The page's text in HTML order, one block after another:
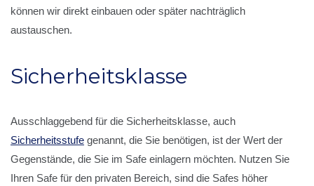
können wir direkt einbauen oder später nachträglich
austauschen.
Sicherheitsklasse
Ausschlaggebend für die Sicherheitsklasse, auch
Sicherheitsstufe genannt, die Sie benötigen, ist der Wert der
Gegenstände, die Sie im Safe einlagern möchten. Nutzen Sie
Ihren Safe für den privaten Bereich, sind die Safes höher